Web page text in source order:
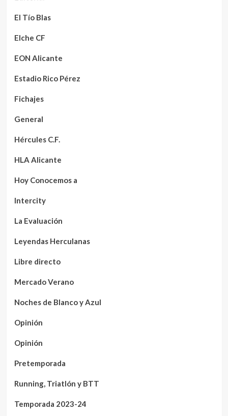
El Tío Blas
Elche CF
EON Alicante
Estadio Rico Pérez
Fichajes
General
Hércules C.F.
HLA Alicante
Hoy Conocemos a
Intercity
La Evaluación
Leyendas Herculanas
Libre directo
Mercado Verano
Noches de Blanco y Azul
Opinión
Opinión
Pretemporada
Running, Triatlón y BTT
Temporada 2023-24